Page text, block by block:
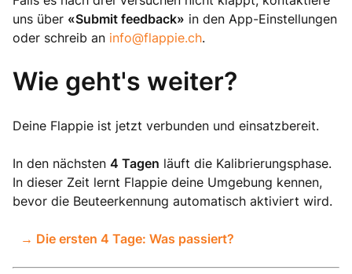
uns über «Submit feedback» in den App-Einstellungen
oder schreib an info@flappie.ch.
Wie geht's weiter?
Deine Flappie ist jetzt verbunden und einsatzbereit.
In den nächsten 4 Tagen läuft die Kalibrierungsphase.
In dieser Zeit lernt Flappie deine Umgebung kennen,
bevor die Beuteerkennung automatisch aktiviert wird.
→ Die ersten 4 Tage: Was passiert?